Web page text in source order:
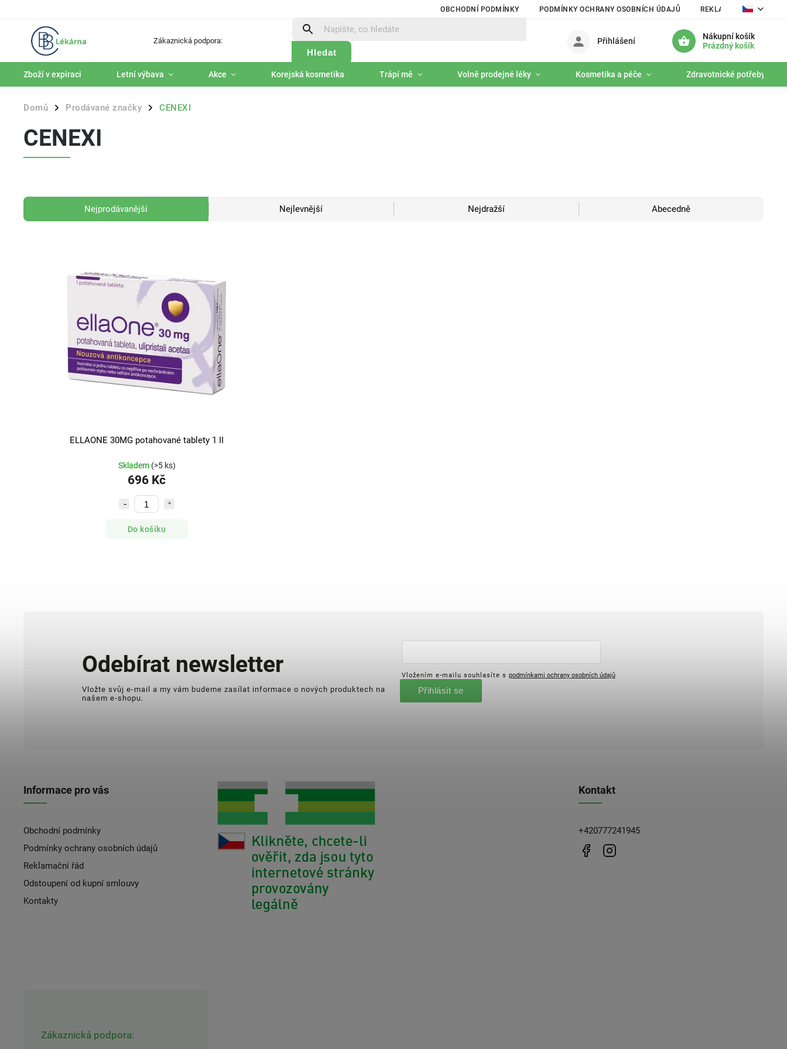
OBCHODNÍ PODMÍNKY PODMÍNKY OCHRANY OSOBNÍCH ÚDAJŮ REKLAMAČNÍ ŘÁD
Zákaznická podpora:
Hledat
Nákupní košík
Prázdný košík
Přihlášení
Zboží v expiraci Letní výbava Akce Korejská kosmetika Trápí mě Volně prodejné léky Kosmetika a péče Zdravotnické potřeby
Domů / Prodávané značky / CENEXI
CENEXI
Nejprodávanější Nejlevnější Nejdražší Abecedně
ELLAONE 30MG potahované tablety 1 II
Skladem (>5 ks)
696 Kč
Do košíku
Zákaznická podpora:
Informace pro vás
Obchodní podmínky
Podmínky ochrany osobních údajů
Reklamační řád
Odstoupení od kupní smlouvy
Kontakty
Odebírat newsletter
Vložte svůj e-mail a my vám budeme zasílat informace o nových produktech na
našem e-shopu.
Vložením e-mailu souhlasíte s podmínkami ochrany osobních údajů
Přihlásit se
Kontakt
+420777241945